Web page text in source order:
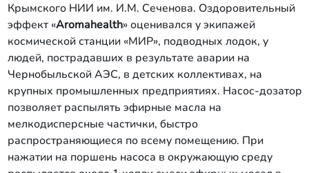
Крымского НИИ им. И.М. Сеченова. Оздоровительный
эффект «Aromahealth» оценивался у экипажей
космической станции «МИР», подводных лодок, у
людей, пострадавших в результате аварии на
Чернобыльской АЭС, в детских коллективах, на
крупных промышленных предприятиях. Насос-дозатор
позволяет распылять эфирные масла на
мелкодисперсные частички, быстро
распространяющиеся по всему помещению. При
нажатии на поршень насоса в окружающую среду